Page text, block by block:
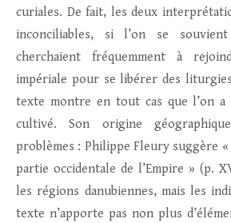
curiales. De fait, les deux
inconciliables, si l’on se
cherchaient fréquemment à
impériale pour se libérer des
texte montre en tout cas que l’on a
cultivé. Son origine
problèmes : Philippe Fleury suggère
partie occidentale de l’Empire » (p.
les régions danubiennes, mais les
texte n’apporte pas non plus